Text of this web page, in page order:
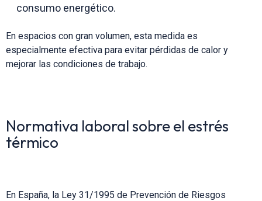
consumo energético.
En espacios con gran volumen, esta medida es
especialmente efectiva para evitar pérdidas de calor y
mejorar las condiciones de trabajo.
Normativa laboral sobre el estrés
térmico
En España, la Ley 31/1995 de Prevención de Riesgos